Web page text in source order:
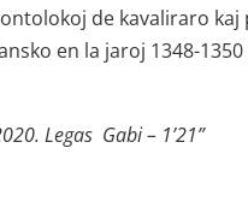
de kavaliraro kaj
en la jaroj 1348-
Legas Gabi – 1’21”